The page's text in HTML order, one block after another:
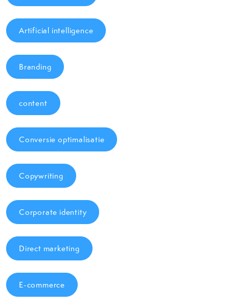
Artificial intelligence
Branding
content
Conversie optimalisatie
Copywriting
Corporate identity
Direct marketing
E-commerce